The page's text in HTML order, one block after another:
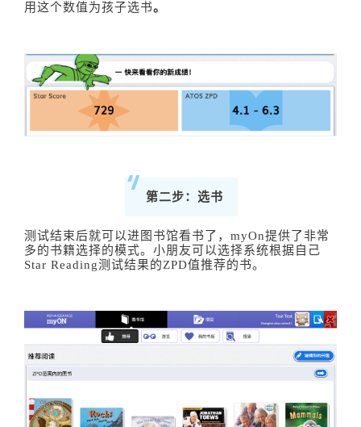
用这个数值为孩子选书。
第二步：选书
测试结束后就可以进图书馆看书了，myOn提供了非常
多的书籍选择的模式。小朋友可以选择系统根据自己
Star Reading测试结果的ZPD值推荐的书。